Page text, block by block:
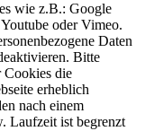
wie z.B.: Google
oder Vimeo.
Daten
Bitte
Cookies die
erheblich
nach einem
Laufzeit ist begrenzt